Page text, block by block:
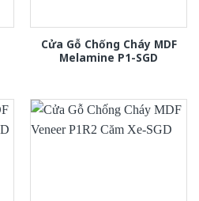
Cửa Gỗ Chống Cháy MDF
Melamine P1-SGD